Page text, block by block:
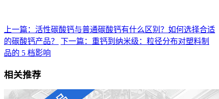
上一篇：活性碳酸钙与普通碳酸钙有什么区别？如何选择合适
的碳酸钙产品？
下一篇：重钙到纳米级：粒径分布对塑料制
品的 5 档影响
相关推荐